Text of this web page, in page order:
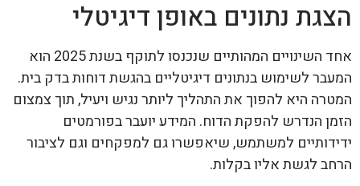
הצגת נתונים באופן דיגיטלי
אחד השינויים המהותיים שנכנסו לתוקף בשנת 2025 הוא
המעבר לשימוש בנתונים דיגיטליים בהגשת דוחות בדק בית.
המטרה היא להפוך את התהליך ליותר נגיש ויעיל, תוך צמצום
הזמן הנדרש להפקת הדוח. המידע יועבר בפורמטים
ידידותיים למשתמש, שיאפשרו גם למפקחים וגם לציבור
הרחב לגשת אליו בקלות.